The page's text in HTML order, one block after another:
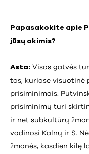
Papasakokite apie
jūsų akimis?
Asta: Visos gatvės
tos, kuriose visuotinė
prisiminimais.
prisiminimų turi
ir net subkultūrų
vadinosi Kalnų ir S.
žmonės, kasdien kilę